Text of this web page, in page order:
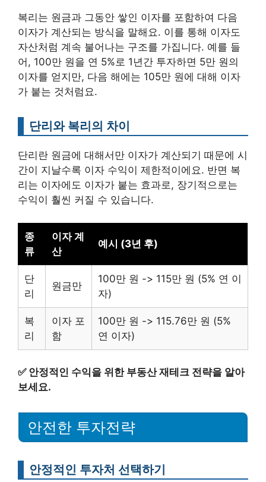
복리는 원금과 그동안 쌓인 이자를 포함하여 다음
이자가 계산되는 방식을 말해요. 이를 통해 이자도
자산처럼 계속 불어나는 구조를 가집니다. 예를 들
어, 100만 원을 연 5%로 1년간 투자하면 5만 원의
이자를 얻지만, 다음 해에는 105만 원에 대해 이자
가 붙는 것처럼요.
단리와 복리의 차이
단리란 원금에 대해서만 이자가 계산되기 때문에 시
간이 지날수록 이자 수익이 제한적이에요. 반면 복
리는 이자에도 이자가 붙는 효과로, 장기적으로는
수익이 훨씬 커질 수 있습니다.
종
류
이자 계
산
예시 (3년 후)
단
리
원금만
100만 원 -> 115만 원 (5% 연 이
자)
복
리
이자 포
함
100만 원 -> 115.76만 원 (5%
연 이자)
✅ 안정적인 수익을 위한 부동산 재테크 전략을 알아
보세요.
안전한 투자전략
안정적인 투자처 선택하기